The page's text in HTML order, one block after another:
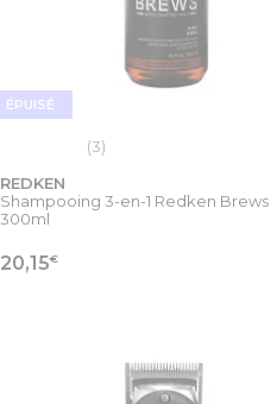
ÉPUISÉ
(3)
REDKEN
Shampooing 3-en-1 Redken Brews
300ml
20,15€